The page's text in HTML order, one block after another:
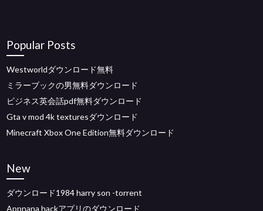
Popular Posts
Westworldダウンロード無料
ミラーブックの男無料ダウンロード
ビジネス英会話pdf無料ダウンロード
Gta v mod 4k texturesダウンロード
Minecraft Xbox One Edition無料ダウンロード
New
ダウンロード1984 harry son -torrent
Appnana hackアプリのダウンロード